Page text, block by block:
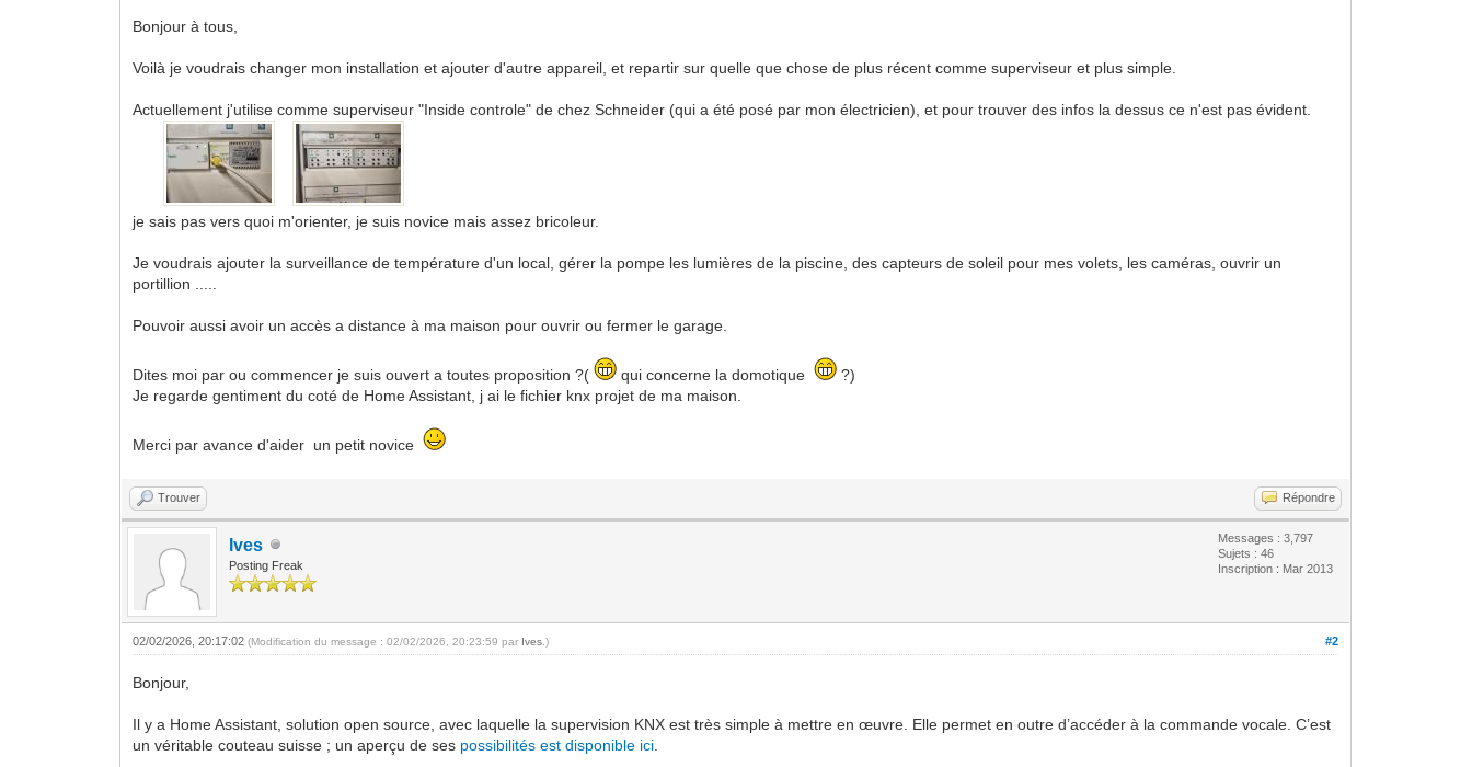
Bonjour à tous,
Voilà je voudrais changer mon installation et ajouter d'autre appareil, et repartir sur quelle que chose de plus récent comme superviseur et plus simple.
Actuellement j'utilise comme superviseur "Inside controle" de chez Schneider (qui a été posé par mon électricien), et pour trouver des infos la dessus ce n'est pas évident.
je sais pas vers quoi m'orienter, je suis novice mais assez bricoleur.
Je voudrais ajouter la surveillance de température d'un local, gérer la pompe les lumières de la piscine, des capteurs de soleil pour mes volets, les caméras, ouvrir un
portillion .....
Pouvoir aussi avoir un accès a distance à ma maison pour ouvrir ou fermer le garage.
Dites moi par ou commencer je suis ouvert a toutes proposition ?( qui concerne la domotique
?)
Je regarde gentiment du coté de Home Assistant, j ai le fichier knx projet de ma maison.
Merci par avance d'aider un petit novice
Trouver Répondre
Ives
Posting Freak
Messages : 3,797
Sujets : 46
Inscription : Mar 2013
#2
02/02/2026, 20:17:02(Modification du message : 02/02/2026, 20:23:59 par Ives .)
Bonjour,
Il y a Home Assistant, solution open source, avec laquelle la supervision KNX est très simple à mettre en œuvre. Elle permet en outre d’accéder à la commande vocale. C’est
un véritable couteau suisse ; un aperçu de ses possibilités est disponible ici